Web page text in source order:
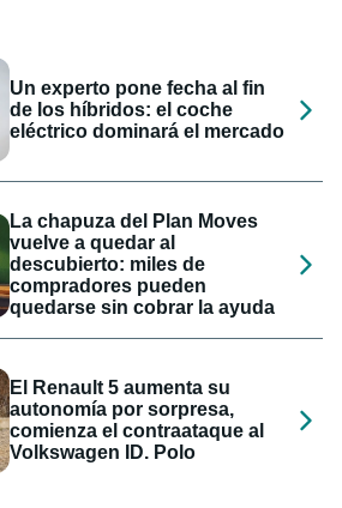
Un experto pone fecha al fin
de los híbridos: el coche
eléctrico dominará el mercado
La chapuza del Plan Moves
vuelve a quedar al
descubierto: miles de
compradores pueden
quedarse sin cobrar la ayuda
El Renault 5 aumenta su
autonomía por sorpresa,
comienza el contraataque al
Volkswagen ID. Polo